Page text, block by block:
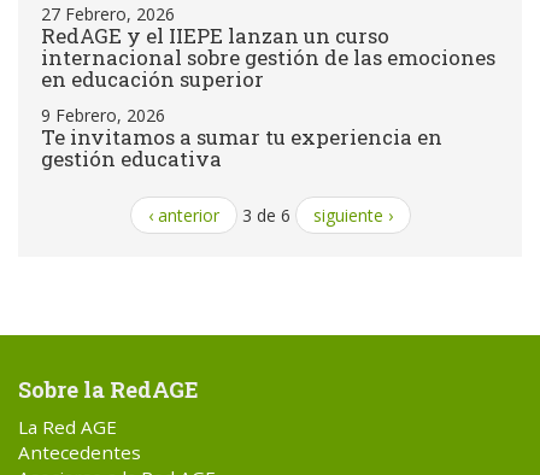
27 Febrero, 2026
RedAGE y el IIEPE lanzan un curso
internacional sobre gestión de las emociones
en educación superior
9 Febrero, 2026
Te invitamos a sumar tu experiencia en
gestión educativa
‹ anterior 3 de 6 siguiente ›
Sobre la RedAGE
La Red AGE
Antecedentes